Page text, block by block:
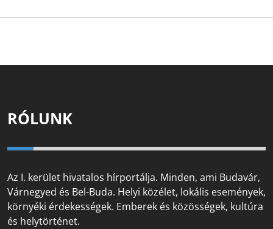
RÓLUNK
Az I. kerület hivatalos hírportálja. Minden, ami Budavár,
Várnegyed és Bel-Buda. Helyi közélet, lokális események,
környéki érdekességek. Emberek és közösségek, kultúra
és helytörténet.